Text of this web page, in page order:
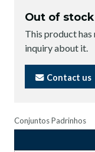
Out of stock
This product has
inquiry about it.
Contact us
Conjuntos Padrinhos